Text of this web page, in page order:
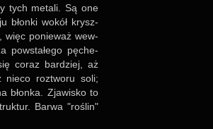
tych metali. Są one
błonki wokół krysz­
więc ponie­waż wew­
pow­sta­łego pęche­
coraz bar­dziej, aż
nieco roz­tworu soli;
błonka. Zja­wi­sko to
Barwa "roślin"